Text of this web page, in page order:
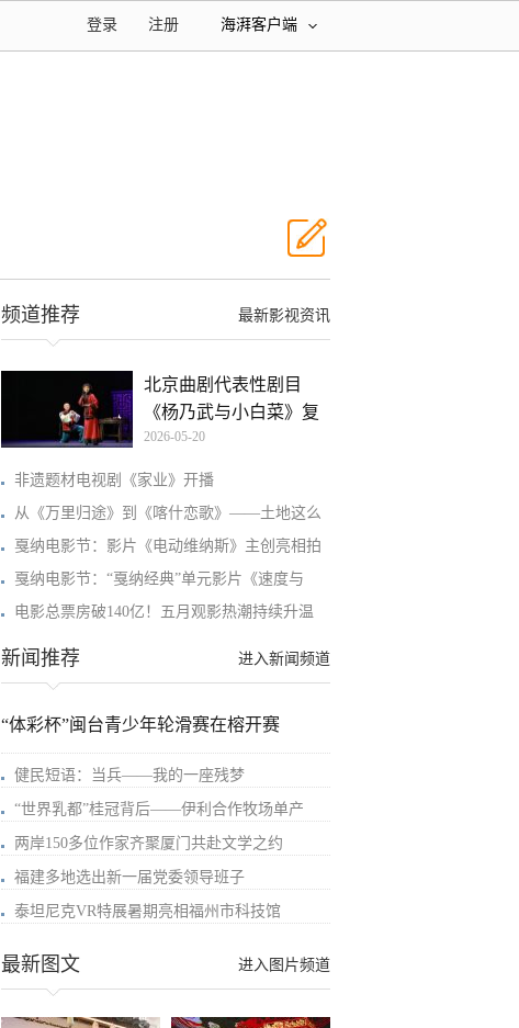
海湃客户端
注册
登录
最新影视资讯
频道推荐
北京曲剧代表性剧目
《杨乃武与小白菜》复
排演
2026-05-20
非遗题材电视剧《家业》开播
从《万里归途》到《喀什恋歌》——土地这么
戛纳电影节：影片《电动维纳斯》主创亮相拍
戛纳电影节：“戛纳经典”单元影片《速度与
电影总票房破140亿！五月观影热潮持续升温
进入新闻频道
新闻推荐
“体彩杯”闽台青少年轮滑赛在榕开赛
健民短语：当兵——我的一座残梦
“世界乳都”桂冠背后——伊利合作牧场单产
两岸150多位作家齐聚厦门共赴文学之约
福建多地选出新一届党委领导班子
泰坦尼克VR特展暑期亮相福州市科技馆
进入图片频道
最新图文